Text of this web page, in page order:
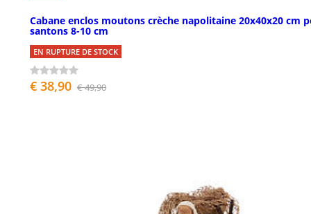
Cabane enclos moutons crèche napolitaine 20x40x20 cm
santons 8-10 cm
EN RUPTURE DE STOCK
€ 38,90 € 49,90